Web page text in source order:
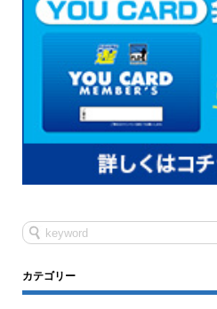
カテゴリー